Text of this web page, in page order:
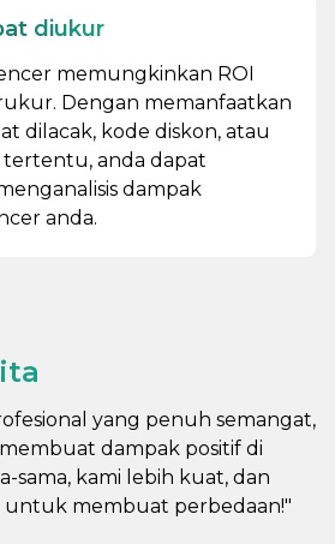
diukur
memungkinkan ROI
Dengan memanfaatkan
dilacak, kode diskon, atau
anda dapat
dampak
anda.
yang penuh semangat,
dampak positif di
sama, kami lebih kuat, dan
untuk membuat perbedaan!"